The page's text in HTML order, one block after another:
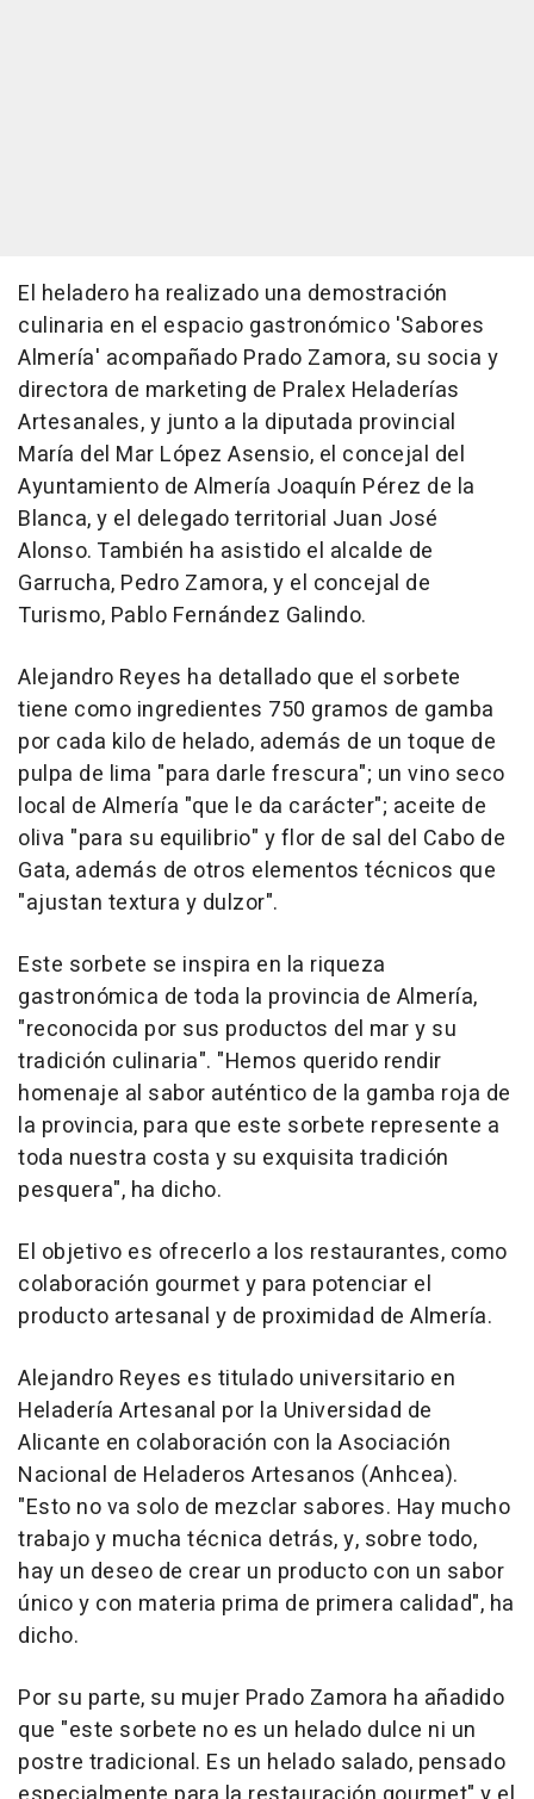
El heladero ha realizado una demostración
culinaria en el espacio gastronómico 'Sabores
Almería' acompañado Prado Zamora, su socia y
directora de marketing de Pralex Heladerías
Artesanales, y junto a la diputada provincial
María del Mar López Asensio, el concejal del
Ayuntamiento de Almería Joaquín Pérez de la
Blanca, y el delegado territorial Juan José
Alonso. También ha asistido el alcalde de
Garrucha, Pedro Zamora, y el concejal de
Turismo, Pablo Fernández Galindo.
Alejandro Reyes ha detallado que el sorbete
tiene como ingredientes 750 gramos de gamba
por cada kilo de helado, además de un toque de
pulpa de lima "para darle frescura"; un vino seco
local de Almería "que le da carácter"; aceite de
oliva "para su equilibrio" y flor de sal del Cabo de
Gata, además de otros elementos técnicos que
"ajustan textura y dulzor".
Este sorbete se inspira en la riqueza
gastronómica de toda la provincia de Almería,
"reconocida por sus productos del mar y su
tradición culinaria". "Hemos querido rendir
homenaje al sabor auténtico de la gamba roja de
la provincia, para que este sorbete represente a
toda nuestra costa y su exquisita tradición
pesquera", ha dicho.
El objetivo es ofrecerlo a los restaurantes, como
colaboración gourmet y para potenciar el
producto artesanal y de proximidad de Almería.
Alejandro Reyes es titulado universitario en
Heladería Artesanal por la Universidad de
Alicante en colaboración con la Asociación
Nacional de Heladeros Artesanos (Anhcea).
"Esto no va solo de mezclar sabores. Hay mucho
trabajo y mucha técnica detrás, y, sobre todo,
hay un deseo de crear un producto con un sabor
único y con materia prima de primera calidad", ha
dicho.
Por su parte, su mujer Prado Zamora ha añadido
que "este sorbete no es un helado dulce ni un
postre tradicional. Es un helado salado, pensado